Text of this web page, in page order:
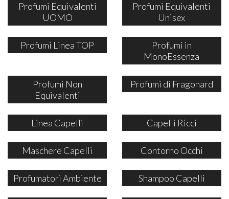
Profumi Equivalenti
UOMO
Profumi Equivalenti
Unisex
Profumi Linea TOP
Profumi in
MonoEssenza
Profumi Non
Equivalenti
Profumi di Fragonard
Linea Capelli Capelli Ricci
Maschere Capelli Contorno Occhi
Profumatori Ambiente Shampoo Capelli